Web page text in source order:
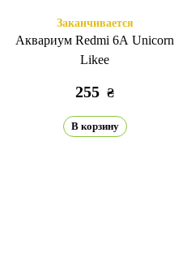
Заканчивается
Аквариум Redmi 6A Unicorn
Likee
255 ₴
В корзину